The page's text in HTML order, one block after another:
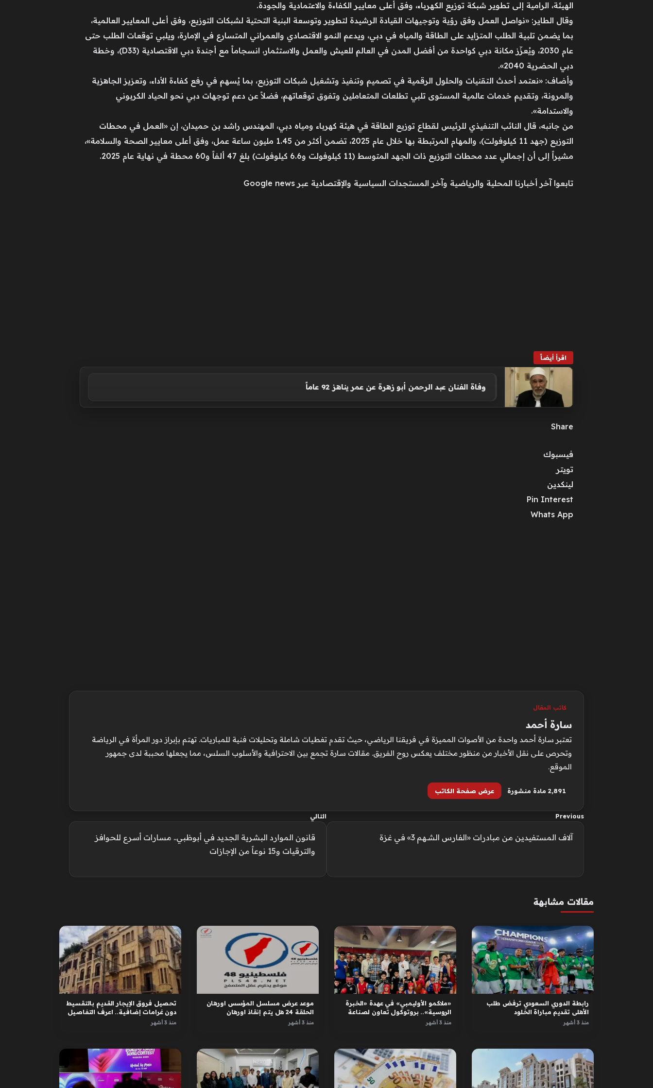
الهيئة، الرامية إلى تطوير شبكة توزيع الكهرباء، وفق أعلى معايير الكفاءة والاعتمادية والجودة.
وقال الطاير: «نواصل العمل وفق رؤية وتوجيهات القيادة الرشيدة لتطوير وتوسعة البنية التحتية لشبكات التوزيع، وفق أعلى المعايير العالمية،
بما يضمن تلبية الطلب المتزايد على الطاقة والمياه في دبي، ويدعم النمو الاقتصادي والعمراني المتسارع في الإمارة، ويلبي توقعات الطلب حتى
عام 2030، ويُعزّز مكانة دبي كواحدة من أفضل المدن في العالم للعيش والعمل والاستثمار، انسجاماً مع أجندة دبي الاقتصادية (D33)، وخطة
دبي الحضرية 2040».
وأضاف: «نعتمد أحدث التقنيات والحلول الرقمية في تصميم وتنفيذ وتشغيل شبكات التوزيع، بما يُسهم في رفع كفاءة الأداء، وتعزيز الجاهزية
والمرونة، وتقديم خدمات عالمية المستوى تلبي تطلعات المتعاملين وتفوق توقعاتهم، فضلاً عن دعم توجهات دبي نحو الحياد الكربوني
والاستدامة».
من جانبه، قال النائب التنفيذي للرئيس لقطاع توزيع الطاقة في هيئة كهرباء ومياه دبي، المهندس راشد بن حميدان، إن «العمل في محطات
التوزيع (جهد 11 كيلوفولت)، والمهام المرتبطة بها خلال عام 2025، تضمن أكثر من 1.45 مليون ساعة عمل، وفق أعلى معايير الصحة والسلامة»،
مشيراً إلى أن إجمالي عدد محطات التوزيع ذات الجهد المتوسط (11 كيلوفولت و6.6 كيلوفولت) بلغ 47 ألفاً و60 محطة في نهاية عام 2025.
تابعوا آخر أخبارنا المحلية والرياضية وآخر المستجدات السياسية والإقتصادية عبر Google news
اقرأ أيضاً
وفاة الفنان عبد الرحمن أبو زهرة عن عمر يناهز 92 عاماً
Share
فيسبوك
تويتر
لينكدين
Pin Interest
Whats App
كاتب المقال
سارة أحمد
تعتبر سارة أحمد واحدة من الأصوات المميزة في فريقنا الرياضي، حيث تقدم تغطيات شاملة وتحليلات فنية للمباريات. تهتم بإبراز دور المرأة في الرياضة
وتحرص على نقل الأخبار من منظور مختلف يعكس روح الفريق. مقالات سارة تجمع بين الاحترافية والأسلوب السلس، مما يجعلها محببة لدى جمهور
الموقع.
2٬891 مادة منشورة عرض صفحة الكاتب
Previous
آلاف المستفيدين من مبادرات «الفارس الشـهم 3» في غزة
التالي
قانون الموارد البشرية الجديد في أبوظبي.. مسارات أسرع للحوافز
والترقيات و15 نوعاً من الإجازات
مقالات مشابهة
رابطة الدوري السعودي ترفض طلب
الأهلي تقديم مباراة الخلود
منذ 3 أشهر
«ملاكمو الأوليمبي» في عهدة «الخبرة
الروسية».. بروتوكول تعاون لصناعة
الأبطال
منذ 3 أشهر
موعد عرض مسلسل المؤسس اورهان
الحلقة 24 هل يتم إنقاذ اورهان
واسبورجا
منذ 3 أشهر
تحصيل فروق الإيجار القديم بالتقسيط
دون غرامات إضافية.. اعرف التفاصيل
منذ 3 أشهر